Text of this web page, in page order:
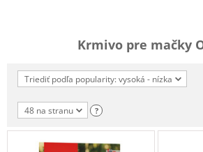
Krmivo pre mačky
Triediť podľa popularity: vysoká - nízka
48 na stranu ?